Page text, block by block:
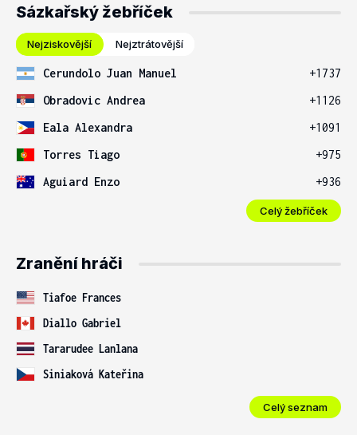
Sázkařský žebříček
Nejziskovější Nejztrátovější
Cerundolo Juan Manuel
+1737
Obradovic Andrea
+1126
Eala Alexandra
+1091
Torres Tiago
+975
Aguiard Enzo
+936
Celý žebříček
Zranění hráči
Tiafoe Frances
Diallo Gabriel
Tararudee Lanlana
Siniaková Kateřina
Celý seznam